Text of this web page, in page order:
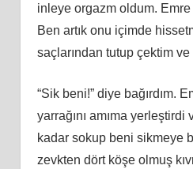
inleye orgazm oldum.
Ben artık onu içimde
saçlarından tutup çektim ve
“Sik beni!” diye bağırdım.
yarrağını amıma
kadar sokup beni sikmeye
zevkten dört köşe olmuş